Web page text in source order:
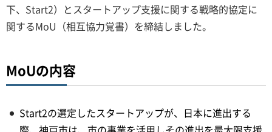
下、Start2）とスタートアップ支援に関する戦略的協定に
関するMoU（相互協力覚書）を締結しました。
MoUの内容
Start2の選定したスタートアップが、日本に進出する